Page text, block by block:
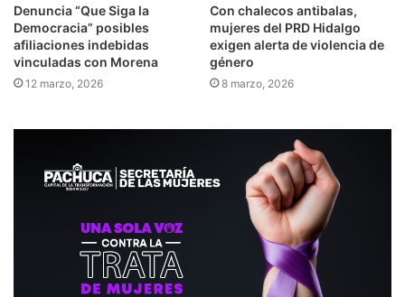
Denuncia “Que Siga la
Democracia” posibles
afiliaciones indebidas
vinculadas con Morena
12 marzo, 2026
Con chalecos antibalas,
mujeres del PRD Hidalgo
exigen alerta de violencia de
género
8 marzo, 2026